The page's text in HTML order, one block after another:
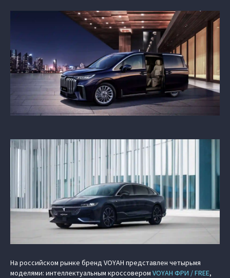
На российском рынке бренд VOYAH представлен четырьмя
моделями: интеллектуальным кроссовером VOYAH ФРИ / FREE,